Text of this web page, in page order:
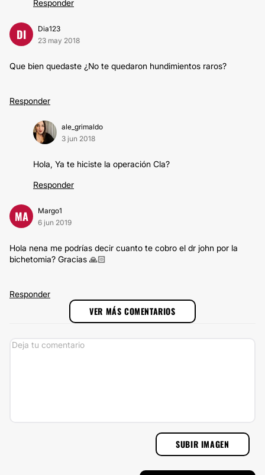
Responder
DI
Dia123
23 may 2018
Que bien quedaste ¿No te quedaron hundimientos raros?
Responder
ale_grimaldo
3 jun 2018
Hola, Ya te hiciste la operación Cla?
Responder
MA
Margo1
6 jun 2019
Hola nena me podrías decir cuanto te cobro el dr john por la
bichetomia? Gracias 🙏🏻
Responder
VER MÁS COMENTARIOS
SUBIR IMAGEN